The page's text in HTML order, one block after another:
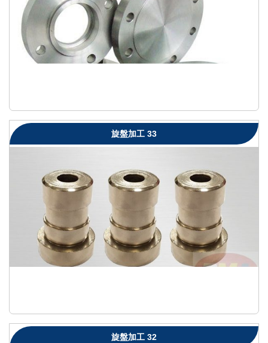
旋盤加工 33
旋盤加工 32